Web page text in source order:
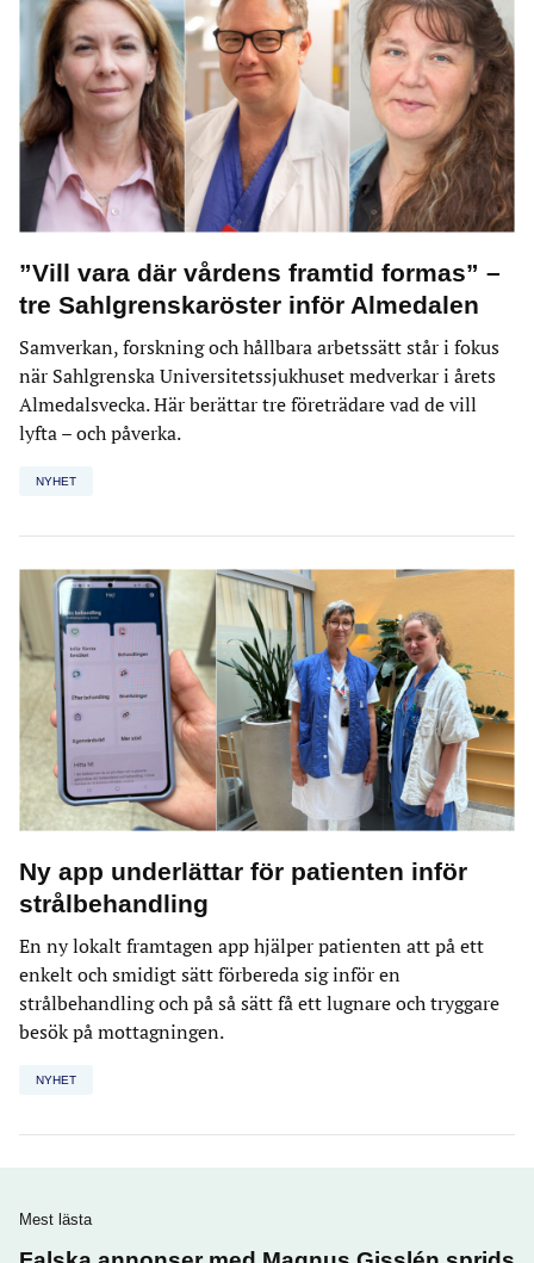
”Vill vara där vårdens framtid formas” –
tre Sahlgrenskaröster inför Almedalen
Samverkan, forskning och hållbara arbetssätt står i fokus
när Sahlgrenska Universitetssjukhuset medverkar i årets
Almedalsvecka. Här berättar tre företrädare vad de vill
lyfta – och påverka.
NYHET
Ny app underlättar för patienten inför
strålbehandling
En ny lokalt framtagen app hjälper patienten att på ett
enkelt och smidigt sätt förbereda sig inför en
strålbehandling och på så sätt få ett lugnare och tryggare
besök på mottagningen.
NYHET
Mest lästa